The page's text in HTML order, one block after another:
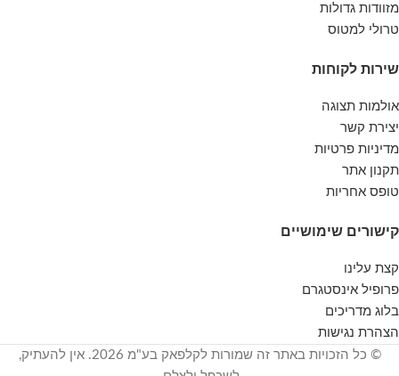
מזוודות גדולות
טרולי למטוס
שירות לקוחות
אולמות תצוגה
יצירת קשר
מדיניות פרטיות
תקנון אתר
טופס אחריות
קישורים שימושיים
קצת עלינו
פרופיל אינסטגרם
בלוג מדריכים
הצהרת נגישות
© כל הזכויות באתר זה שמורות לקלפאק בע"מ 2026. אין להעתיק,